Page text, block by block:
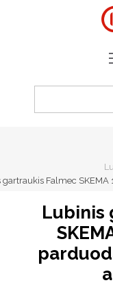
gartraukis Falmec
Lubinis